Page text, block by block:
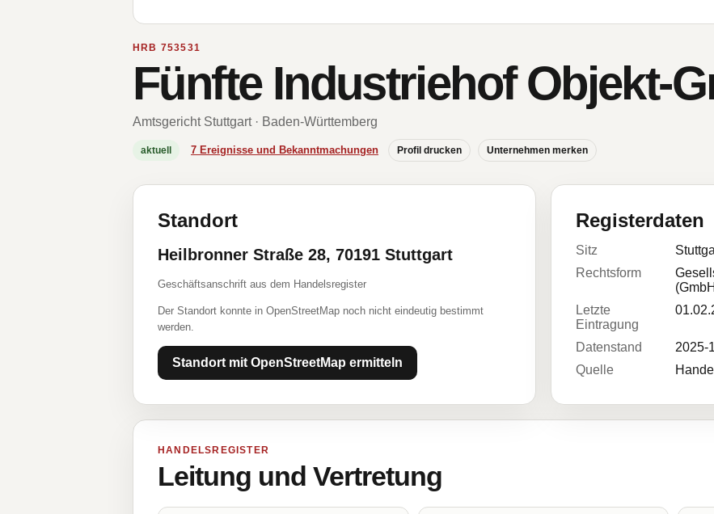
HRB 753531
Fünfte Industriehof Objekt-
Amtsgericht Stuttgart · Baden-Württemberg
aktuell 7 Ereignisse und Bekanntmachungen Profil drucken Unternehmen merken
Standort
Heilbronner Straße 28, 70191 Stuttgart
Geschäftsanschrift aus dem Handelsregister
Der Standort konnte in OpenStreetMap noch nicht eindeutig bestimmt
werden.
Standort mit OpenStreetMap ermitteln
Registerdaten
Sitz
Rechtsform
Letzte
Eintragung
Datenstand
2025-
Quelle
HANDELSREGISTER
Leitung und Vertretung